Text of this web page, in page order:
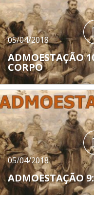
05/04/2018
ADMOESTAÇÃO
CORPO
05/04/2018
ADMOESTAÇÃO